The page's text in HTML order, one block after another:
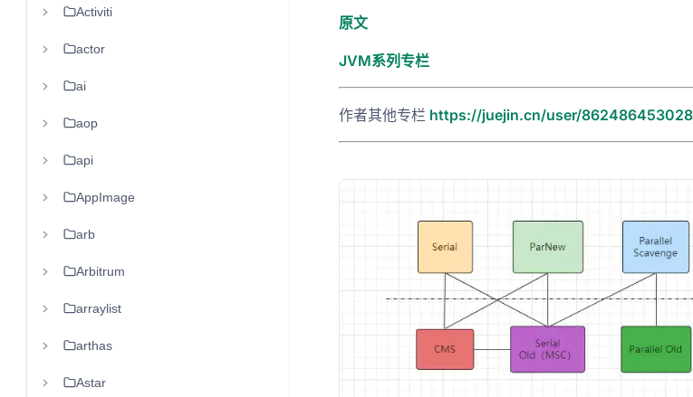
Activiti
actor
ai
aop
api
AppImage
arb
Arbitrum
arraylist
arthas
Astar
原文
JVM系列专栏
作者其他专栏 https://juejin.cn/user/